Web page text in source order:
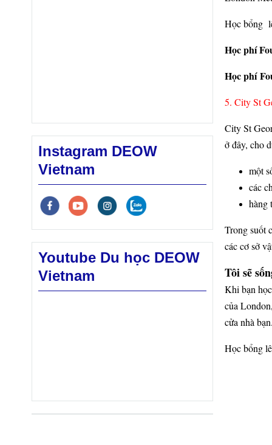
Học bổng
Học phí
Học phí
5. City St
City St
ở đây, cho
một
các
hàng
Trong suốt
các cơ sở
Tôi sẽ
Khi bạn
của
cửa nhà bạn.
Học bổng
Instagram DEOW
Vietnam
Youtube Du học DEOW
Vietnam